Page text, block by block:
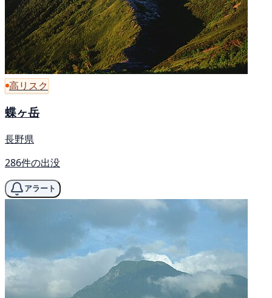
高リスク
蝶ヶ岳
長野県
286件の出没
アラート